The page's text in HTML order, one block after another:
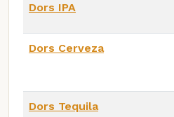
Dors IPA
Dors Cerveza
Dors Tequila